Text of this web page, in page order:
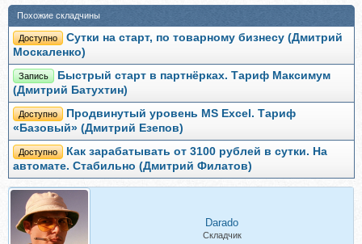
Похожие складчины
Доступно
Сутки на старт, по товарному бизнесу (Дмитрий
Москаленко)
Запись
Быстрый старт в партнёрках. Тариф Максимум
(Дмитрий Батухтин)
Доступно
Продвинутый уровень MS Excel. Тариф
«Базовый» (Дмитрий Езепов)
Доступно
Как зарабатывать от 3100 рублей в сутки. На
автомате. Стабильно (Дмитрий Филатов)
Darado
Складчик